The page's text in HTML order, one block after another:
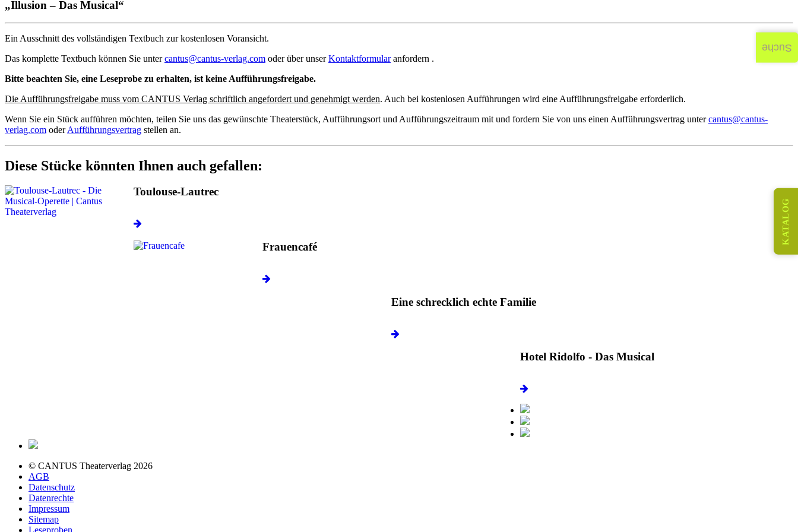
„Illusion – Das Musical“
Ein Ausschnitt des vollständigen Textbuch zur kostenlosen Voransicht.
Das komplette Textbuch können Sie untercantus@cantus-verlag.com oder über unserKontaktformularanfordern .
Bitte beachten Sie, eine Leseprobe zu erhalten, ist keine Aufführungsfreigabe.
Die Aufführungsfreigabe muss vom CANTUS Verlag schriftlich angefordert und genehmigt werden. Auch bei kostenlosen Aufführungen wird eine Aufführungsfreigabe erforderlich.
Wenn Sie ein Stück aufführen möchten, teilen Sie uns das gewünschte Theaterstück, Aufführungsort und Aufführungszeitraum mit und fordern Sie von uns einen Aufführungsvertrag untercantus@cantus-
verlag.com oderAufführungsvertrag stellen an.
Diese Stücke könnten Ihnen auch gefallen:
Toulouse-Lautrec
Frauencafé
Eine schrecklich echte Familie
Hotel Ridolfo - Das Musical
© CANTUS Theaterverlag 2026
AGB
Datenschutz
Datenrechte
Impressum
Sitemap
KATALOG
Suche